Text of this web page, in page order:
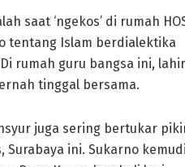
saat ‘ngekos’ di rumah
tentang Islam berdialektika
rumah guru bangsa ini, lahir
tinggal bersama.
juga sering bertukar
Surabaya ini. Sukarno